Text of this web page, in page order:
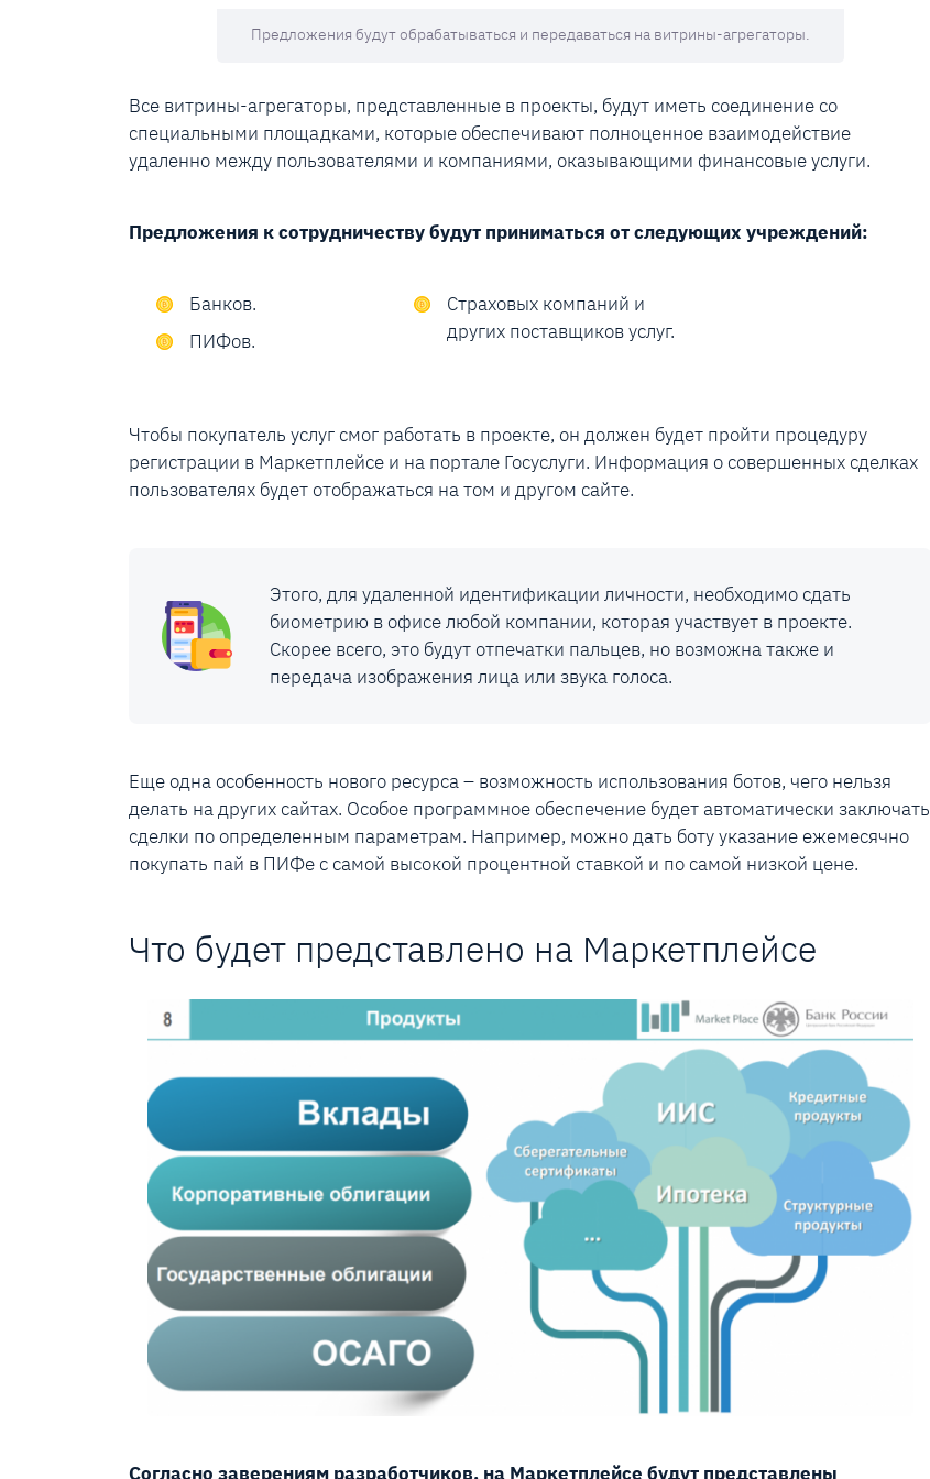
Предложения будут обрабатываться и передаваться на витрины-агрегаторы.
Все витрины-агрегаторы, представленные в проекты, будут иметь соединение со
специальными площадками, которые обеспечивают полноценное взаимодействие
удаленно между пользователями и компаниями, оказывающими финансовые услуги.
Предложения к сотрудничеству будут приниматься от следующих учреждений:
Банков.
ПИФов.
Страховых компаний и
других поставщиков услуг.
Чтобы покупатель услуг смог работать в проекте, он должен будет пройти процедуру
регистрации в Маркетплейсе и на портале Госуслуги. Информация о совершенных сделках
пользователях будет отображаться на том и другом сайте.
Этого, для удаленной идентификации личности, необходимо сдать
биометрию в офисе любой компании, которая участвует в проекте.
Скорее всего, это будут отпечатки пальцев, но возможна также и
передача изображения лица или звука голоса.
Еще одна особенность нового ресурса – возможность использования ботов, чего нельзя
делать на других сайтах. Особое программное обеспечение будет автоматически заключать
сделки по определенным параметрам. Например, можно дать боту указание ежемесячно
покупать пай в ПИФе с самой высокой процентной ставкой и по самой низкой цене.
Что будет представлено на Маркетплейсе
Согласно заверениям разработчиков, на Маркетплейсе будут представлены